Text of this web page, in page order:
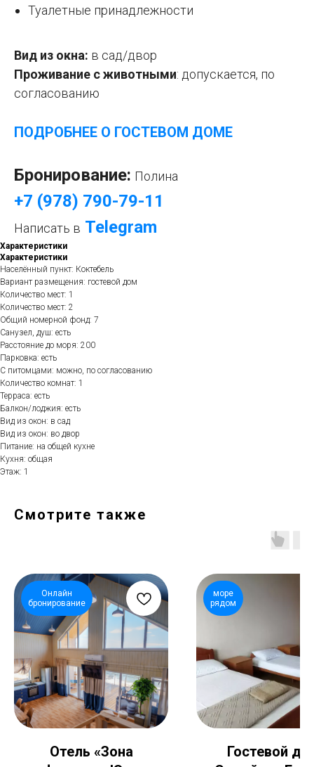
Туалетные принадлежности
Вид из окна: в сад/двор
Проживание с животными: допускается, по
согласованию
ПОДРОБНЕЕ О ГОСТЕВОМ ДОМЕ
Бронирование: Полина
+7 (978) 790-79-11
Написать в Telegram
Характеристики
Характеристики
Населённый пункт: Коктебель
Вариант размещения: гостевой дом
Количество мест: 1
Количество мест: 2
Общий номерной фонд: 7
Санузел, душ: есть
Расстояние до моря: 200
Парковка: есть
С питомцами: можно, по согласованию
Количество комнат: 1
Терраса: есть
Балкон/лоджия: есть
Вид из окон: в сад
Вид из окон: во двор
Питание: на общей кухне
Кухня: общая
Этаж: 1
Смотрите также
Онлайн
бронирование
Отель «Зона
море
рядом
Гостевой